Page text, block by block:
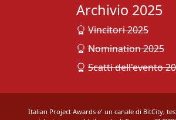
Archivio 2025
Vincitori 2025
Nomination 2025
Scatti dell'evento
Italian Project Awards e' un canale di BitCity,